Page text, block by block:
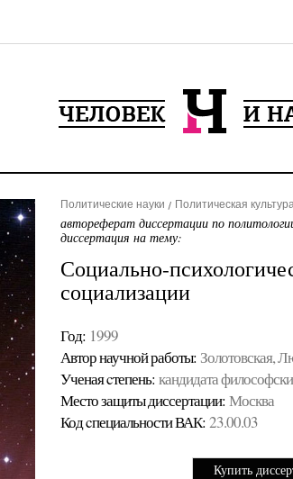
Политические науки Политическая
автореферат диссертации по
диссертация на тему:
Социально-
социализации
Год: 1999
Автор научной работы: Золотовская,
Ученая cтепень: кандидата
Место защиты диссертации: Москва
Код cпециальности ВАК: 23.00.03
Купить